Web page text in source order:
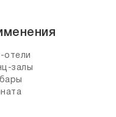
отели
залы